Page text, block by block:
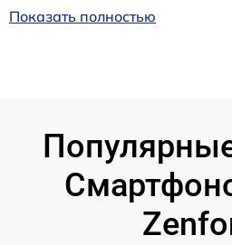
Показать полностью